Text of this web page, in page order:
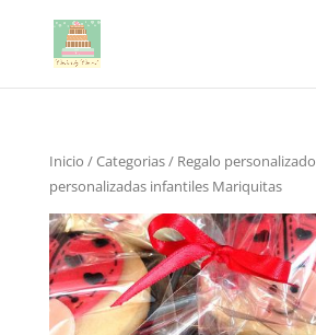
Inicio /Categorias/ Regalo personalizado
personalizadas infantiles Mariquitas